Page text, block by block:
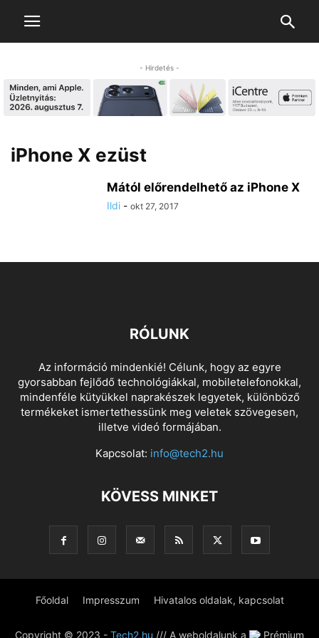
- Hirdetés -
iPhone X ezüst
Mától előrendelhető az iPhone X
Ildi - okt 27, 2017
RÓLUNK
Az információ mindenkié! Célunk, hogy az egyre
gyorsabban fejlődő technológiákkal, mobiletelefonokkal,
mindenféle kütyükkel naprakészek legyetek, különböző
termékeket ismertethessünk meg veletek szövegesen,
illetve videó formájában.
Kapcsolat: info@tech2.hu
KÖVESS MINKET
Főoldal Impresszum Hivatalos oldalak, kapcsolat
Copyright © 2023 - Tech2.hu /// A weboldalunk a Prémium